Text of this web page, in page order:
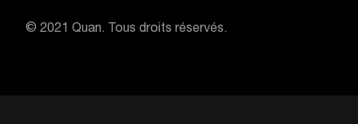
© 2021 Quan. Tous droits réservés.